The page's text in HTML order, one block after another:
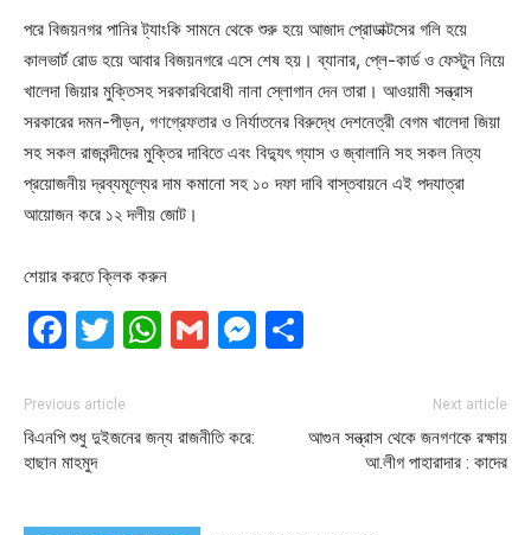
পরে বিজয়নগর পানির ট্যাংকি সামনে থেকে শুরু হয়ে আজাদ প্রোডাক্টসের গলি হয়ে
কালভার্ট রোড হয়ে আবার বিজয়নগরে এসে শেষ হয়। ব্যানার, প্লে-কার্ড ও ফেস্টুন নিয়ে
খালেদা জিয়ার মুক্তিসহ সরকারবিরোধী নানা স্লোগান দেন তারা। আওয়ামী সন্ত্রাস
সরকারের দমন-পীড়ন, গণগ্রেফতার ও নির্যাতনের বিরুদ্ধে দেশনেত্রী বেগম খালেদা জিয়া
সহ সকল রাজবন্দীদের মুক্তির দাবিতে এবং বিদ্যুৎ গ্যাস ও জ্বালানি সহ সকল নিত্য
প্রয়োজনীয় দ্রব্যমূল্যের দাম কমানো সহ ১০ দফা দাবি বাস্তবায়নে এই পদযাত্রা
আয়োজন করে ১২ দলীয় জোট।
শেয়ার করতে ক্লিক করুন
Facebook
Twitter
WhatsApp
GmailMessenger
Previous article
বিএনপি শুধু দুইজনের জন্য রাজনীতি করে:
হাছান মাহমুদ
Next article
আগুন সন্ত্রাস থেকে জনগণকে রক্ষায়
আ.লীগ পাহারাদার : কাদের